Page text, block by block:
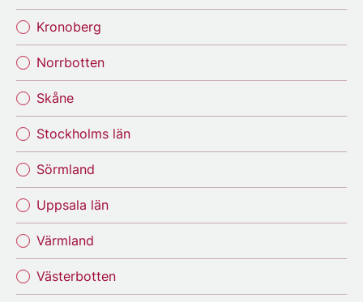
Kronoberg
Norrbotten
Skåne
Stockholms län
Sörmland
Uppsala län
Värmland
Västerbotten